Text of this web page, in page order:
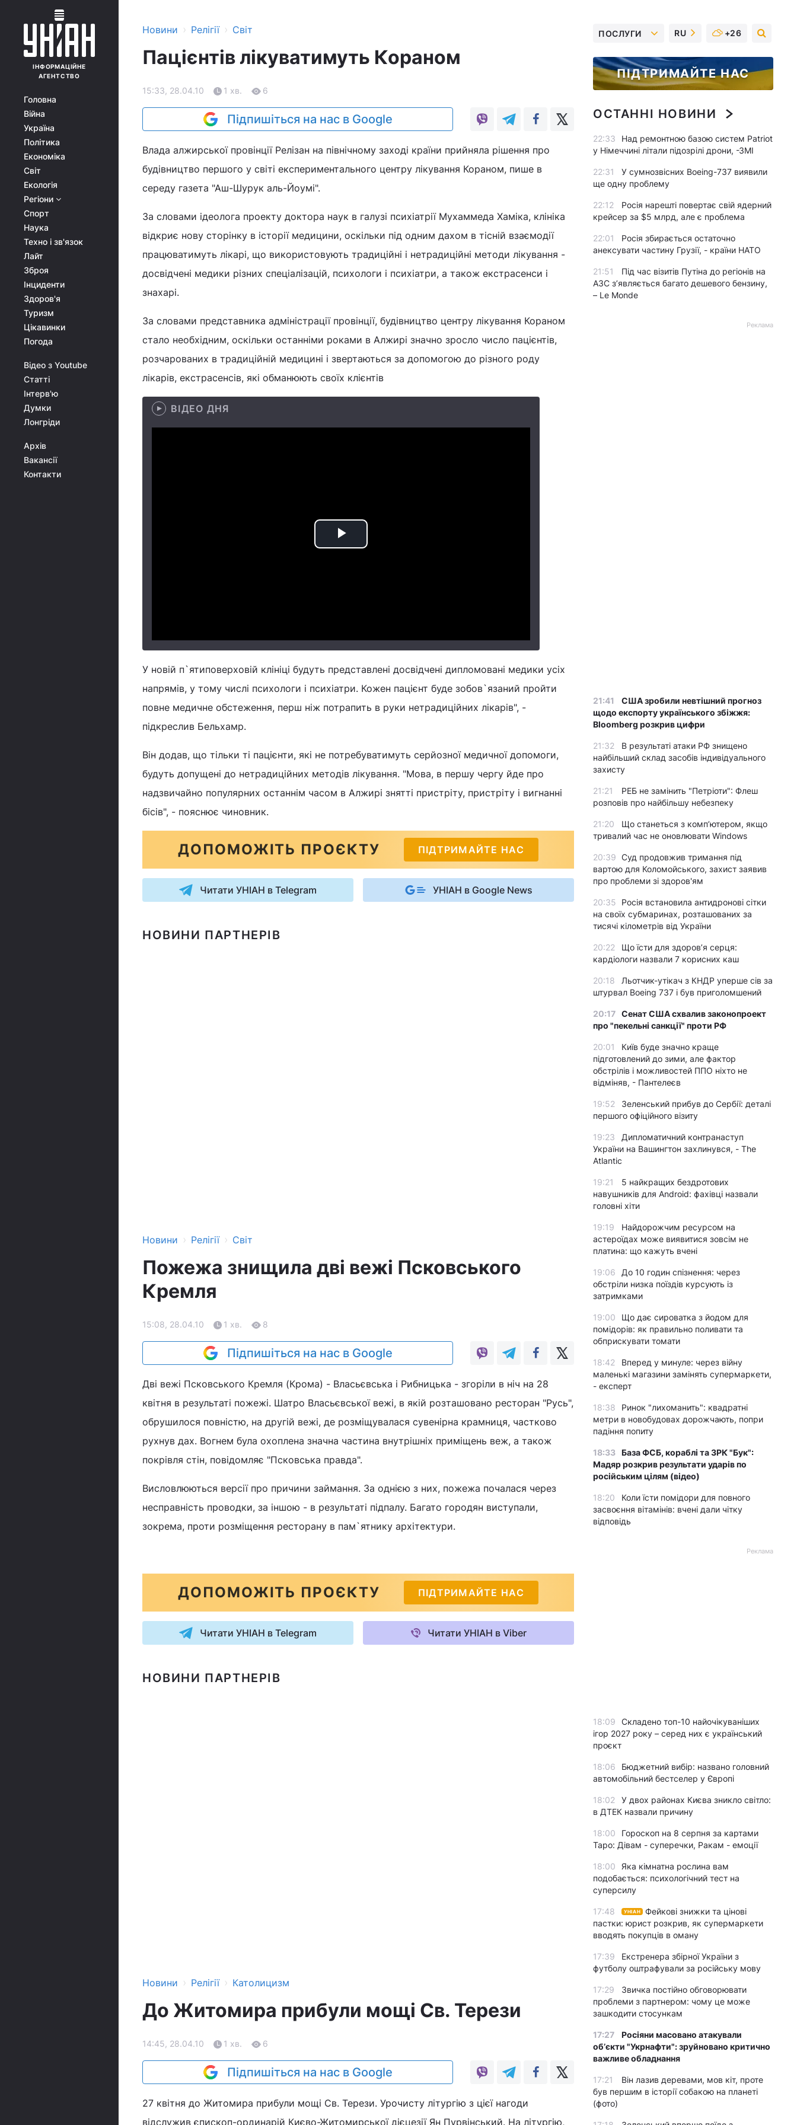
ІНФОРМАЦІЙНЕ
АГЕНТСТВО
Головна
Війна
Україна
Політика
Економіка
Світ
Екологія
Регіони
Спорт
Наука
Техно і зв'язок
Лайт
Зброя
Інциденти
Здоров'я
Туризм
Цікавинки
Погода
Відео з Youtube
Статті
Інтерв'ю
Думки
Лонгріди
Архів
Вакансії
Контакти
Новини › Релігії › Світ
Пацієнтів лікуватимуть Кораном
15:33, 28.04.10 1 хв. 6
Підпишіться на нас в Google
Влада алжирської провінції Релізан на північному заході країни прийняла рішення про
будівництво першого у світі експериментального центру лікування Кораном, пише в
середу газета "Аш-Шурук аль-Йоумі".
За словами ідеолога проекту доктора наук в галузі психіатрії Мухаммеда Хаміка, клініка
відкриє нову сторінку в історії медицини, оскільки під одним дахом в тісній взаємодії
працюватимуть лікарі, що використовують традиційні і нетрадиційні методи лікування -
досвідчені медики різних спеціалізацій, психологи і психіатри, а також екстрасенси і
знахарі.
За словами представника адміністрації провінції, будівництво центру лікування Кораном
стало необхідним, оскільки останніми роками в Алжирі значно зросло число пацієнтів,
розчарованих в традиційній медицині і звертаються за допомогою до різного роду
лікарів, екстрасенсів, які обманюють своїх клієнтів
ВІДЕО ДНЯ
Play
У новій п`ятиповерховій клініці будуть представлені досвідчені дипломовані медики усіх
напрямів, у тому числі психологи і психіатри. Кожен пацієнт буде зобов`язаний пройти
повне медичне обстеження, перш ніж потрапить в руки нетрадиційних лікарів", -
підкреслив Бельхамр.
Він додав, що тільки ті пацієнти, які не потребуватимуть серйозної медичної допомоги,
будуть допущені до нетрадиційних методів лікування. "Мова, в першу чергу йде про
надзвичайно популярних останнім часом в Алжирі знятті пристріту, пристріту і вигнанні
бісів", - пояснює чиновник.
ДОПОМОЖІТЬ ПРОЄКТУ ПІДТРИМАЙТЕ НАС
Читати УНІАН в Telegram УНІАН в Google News
НОВИНИ ПАРТНЕРІВ
Новини › Релігії › Світ
Пожежа знищила дві вежі Псковського
Кремля
15:08, 28.04.10 1 хв. 8
Підпишіться на нас в Google
Дві вежі Псковського Кремля (Крома) - Власьєвська і Рибницька - згоріли в ніч на 28
квітня в результаті пожежі. Шатро Власьєвської вежі, в якій розташовано ресторан "Русь",
обрушилося повністю, на другій вежі, де розміщувалася сувенірна крамниця, частково
рухнув дах. Вогнем була охоплена значна частина внутрішніх приміщень веж, а також
покрівля стін, повідомляє "Псковська правда".
Висловлюються версії про причини займання. За однією з них, пожежа почалася через
несправність проводки, за іншою - в результаті підпалу. Багато городян виступали,
зокрема, проти розміщення ресторану в пам`ятнику архітектури.
ДОПОМОЖІТЬ ПРОЄКТУ ПІДТРИМАЙТЕ НАС
Читати УНІАН в Telegram Читати УНІАН в Viber
НОВИНИ ПАРТНЕРІВ
Новини › Релігії › Католицизм
До Житомира прибули мощі Св. Терези
14:45, 28.04.10 1 хв. 6
Підпишіться на нас в Google
27 квітня до Житомира прибули мощі Св. Терези. Урочисту літургію з цієї нагоди
відслужив єпископ-ординарій Києво-Житомирської дієцезії Ян Пурвінський. На літургію,
ПОСЛУГИ RU +26
ПІДТРИМАЙТЕ НАС
ОСТАННІ НОВИНИ
22:33
Над ремонтною базою систем Patriot
у Німеччині літали підозрілі дрони, -ЗМІ
22:31
У сумнозвісних Boeing-737 виявили
ще одну проблему
22:12
Росія нарешті повертає свій ядерний
крейсер за $5 млрд, але є проблема
22:01
Росія збирається остаточно
анексувати частину Грузії, - країни НАТО
21:51
Під час візитів Путіна до регіонів на
АЗС з’являється багато дешевого бензину,
– Le Monde
Реклама
21:41
США зробили невтішний прогноз
щодо експорту українського збіжжя:
Bloomberg розкрив цифри
21:32
В результаті атаки РФ знищено
найбільший склад засобів індивідуального
захисту
21:21
РЕБ не замінить "Петріоти": Флеш
розповів про найбільшу небезпеку
21:20
Що станеться з комп’ютером, якщо
тривалий час не оновлювати Windows
20:39 Суд продовжив тримання під
вартою для Коломойського, захист заявив
про проблеми зі здоров'ям
20:35
Росія встановила антидронові сітки
на своїх субмаринах, розташованих за
тисячі кілометрів від України
20:22
Що їсти для здоров’я серця:
кардіологи назвали 7 корисних каш
20:18
Льотчик-утікач з КНДР уперше сів за
штурвал Boeing 737 і був приголомшений
20:17 Сенат США схвалив законопроект
про "пекельні санкції" проти РФ
20:01
Київ буде значно краще
підготовлений до зими, але фактор
обстрілів і можливостей ППО ніхто не
відміняв, - Пантелеєв
19:52
Зеленський прибув до Сербії: деталі
першого офіційного візиту
19:23
Дипломатичний контранаступ
України на Вашингтон захлинувся, - The
Atlantic
19:21
5 найкращих бездротових
навушників для Android: фахівці назвали
головні хіти
19:19
Найдорожчим ресурсом на
астероїдах може виявитися зовсім не
платина: що кажуть вчені
19:06
До 10 годин спізнення: через
обстріли низка поїздів курсують із
затримками
19:00
Що дає сироватка з йодом для
помідорів: як правильно поливати та
обприскувати томати
18:42
Вперед у минуле: через війну
маленькі магазини замінять супермаркети,
- експерт
18:38
Ринок "лихоманить": квадратні
метри в новобудовах дорожчають, попри
падіння попиту
18:33 База ФСБ, кораблі та ЗРК "Бук":
Мадяр розкрив результати ударів по
російським цілям (відео)
18:20
Коли їсти помідори для повного
засвоєння вітамінів: вчені дали чітку
відповідь
Реклама
18:09
Складено топ-10 найочікуваніших
ігор 2027 року – серед них є український
проєкт
18:06
Бюджетний вибір: названо головний
автомобільний бестселер у Європі
18:02
У двох районах Києва зникло світло:
в ДТЕК назвали причину
18:00
Гороскоп на 8 серпня за картами
Таро: Дівам - суперечки, Ракам - емоції
18:00
Яка кімнатна рослина вам
подобається: психологічний тест на
суперсилу
17:48 УНІАН
Фейкові знижки та цінові
пастки: юрист розкрив, як супермаркети
вводять покупців в оману
17:39
Екстренера збірної України з
футболу оштрафували за російську мову
17:29
Звичка постійно обговорювати
проблеми з партнером: чому це може
зашкодити стосункам
17:27
Росіяни масовано атакували
обʼєкти "Укрнафти": зруйновано критично
важливе обладнання
17:21
Він лазив деревами, мов кіт, проте
був першим в історії собакою на планеті
(фото)